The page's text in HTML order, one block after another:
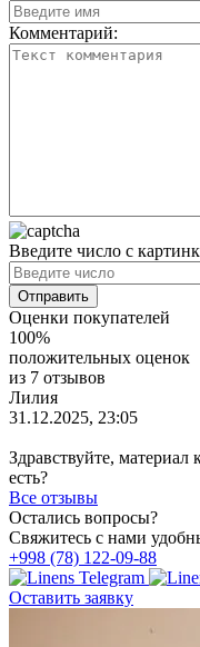
Комментарий:
Введите число с
Оценки покупателей
100%
положительных оценок
из 7 отзывов
Лилия
31.12.2025, 23:05
Здравствуйте, материал
есть?
Все отзывы
Остались вопросы?
Свяжитесь с нами
+998 (78) 122-09-88
Оставить заявку